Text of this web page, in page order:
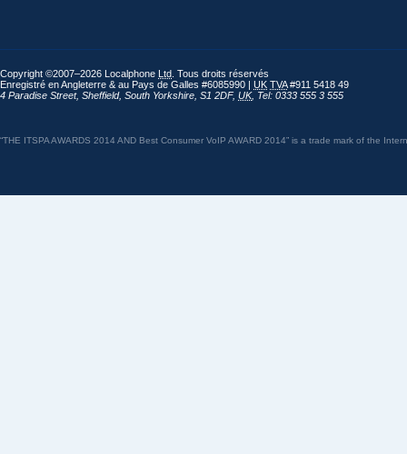
Copyright ©2007–2026 Localphone Ltd . Tous droits réservés
Enregistré en Angleterre & au Pays de Galles #6085990 | UK TVA#911 5418 49
4 Paradise Street, Sheffield, South Yorkshire S1 2DF, UK, Tel: 0333 555 3 555
“THE ITSPA AWARDS 2014 AND Best Consumer VoIP AWARD 2014” is a trade mark of the